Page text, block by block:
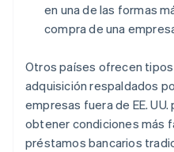
en una de las formas
compra de una
Otros países ofrecen
adquisición respaldados
empresas fuera de EE.
obtener condiciones más
préstamos bancarios